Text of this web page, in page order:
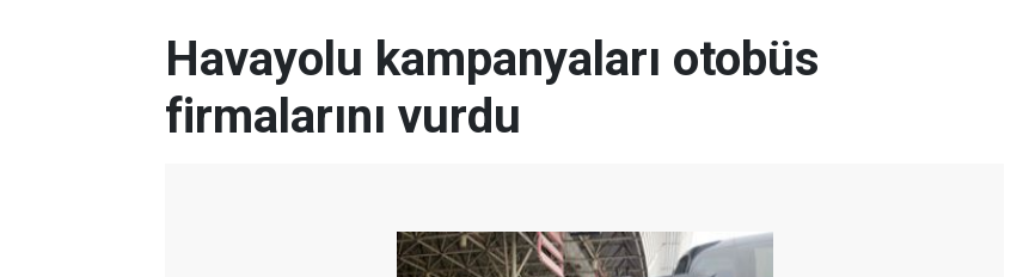
Havayolu kampanyaları otobüs
firmalarını vurdu